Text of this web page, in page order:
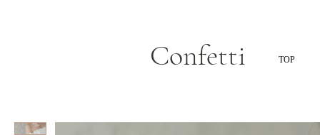
Confetti TOP